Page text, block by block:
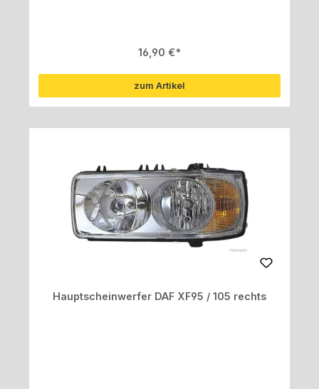
Regulärer Preis:
16,90 €
zum Artikel
Hauptscheinwerfer DAF XF95 / 105 rechts